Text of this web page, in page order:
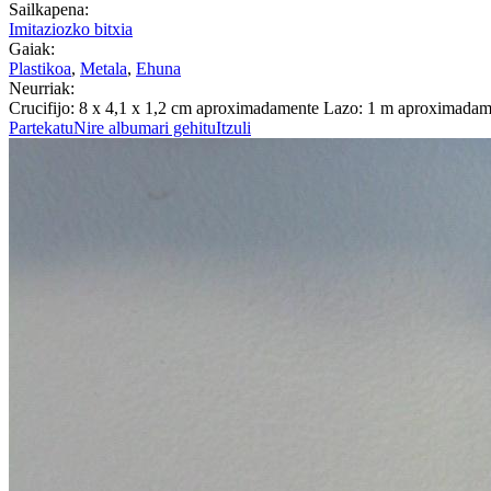
Sailkapena:
Imitaziozko bitxia
Gaiak:
Plastikoa, Metala, Ehuna
Neurriak:
Crucifijo: 8 x 4,1 x 1,2 cm aproximadamente Lazo: 1 m
PartekatuNire albumari gehituItzuli